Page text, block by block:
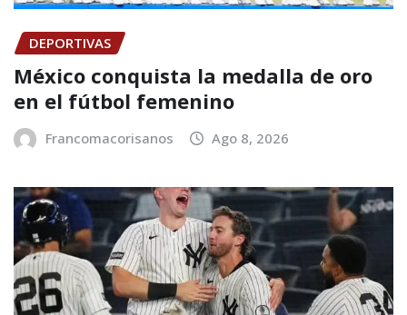
DEPORTIVAS
México conquista la medalla de oro
en el fútbol femenino
Francomacorisanos Ago 8, 2026